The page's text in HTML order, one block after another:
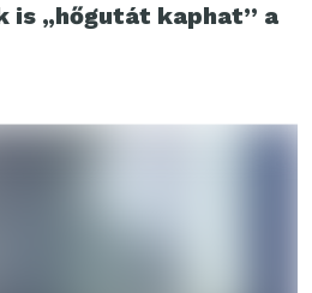
is „hőgutát kaphat” a